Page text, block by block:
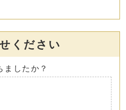
ください
ましたか？